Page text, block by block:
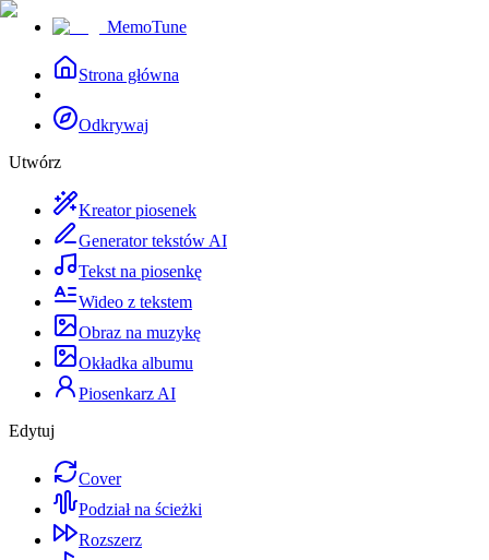
MemoTune
Strona główna
Odkrywaj
Utwórz
Kreator piosenek
Generator tekstów AI
Tekst na piosenkę
Wideo z tekstem
Obraz na muzykę
Okładka albumu
Piosenkarz AI
Edytuj
Cover
Podział na ścieżki
Rozszerz